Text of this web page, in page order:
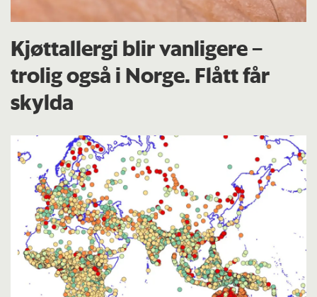
Kjøttallergi blir vanligere –
trolig også i Norge. Flått får
skylda